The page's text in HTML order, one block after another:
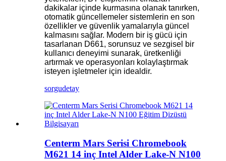
dakikalar içinde kurmasına olanak tanırken,
otomatik güncellemeler sistemlerin en son
özellikler ve güvenlik yamalarıyla güncel
kalmasını sağlar. Modern bir iş gücü için
tasarlanan D661, sorunsuz ve sezgisel bir
kullanıcı deneyimi sunarak, üretkenliği
artırmak ve operasyonları kolaylaştırmak
isteyen işletmeler için idealdir.
sorgudetay
Centerm Mars Serisi Chromebook
M621 14 inç Intel Alder Lake-N N100